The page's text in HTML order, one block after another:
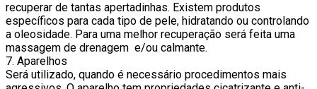
recuperar de tantas apertadinhas. Existem produtos
específicos para cada tipo de pele, hidratando ou controlando
a oleosidade. Para uma melhor recuperação será feita uma
massagem de drenagem e/ou calmante.
7. Aparelhos
Será utilizado, quando é necessário procedimentos mais